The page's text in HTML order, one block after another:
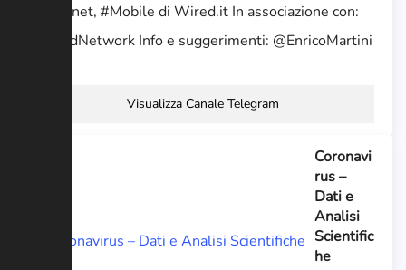
#Internet, #Mobile di Wired.it In associazione con:
@MindNetwork Info e suggerimenti: @EnricoMartini
Visualizza Canale Telegram
Coronavi
rus –
Dati e
Analisi
Scientific
he